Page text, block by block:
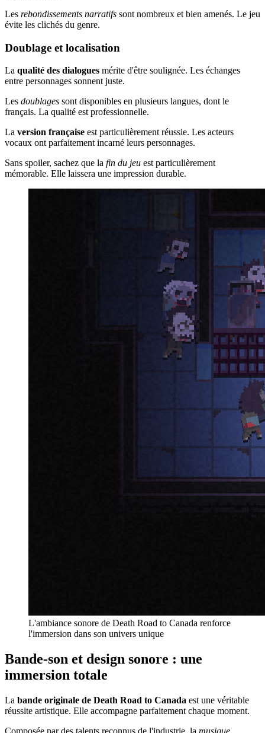
Les rebondissements narratifs sont nombreux et bien amenés. Le jeu
évite les clichés du genre.
Doublage et localisation
La qualité des dialogues mérite d'être soulignée. Les échanges
entre personnages sonnent juste.
Les doublages sont disponibles en plusieurs langues, dont le
français. La qualité est professionnelle.
La version française est particulièrement réussie. Les acteurs
vocaux ont parfaitement incarné leurs personnages.
Sans spoiler, sachez que la fin du jeu est particulièrement
mémorable. Elle laissera une impression durable.
L'ambiance sonore de Death Road to Canada renforce
l'immersion dans son univers unique
Bande-son et design sonore : une
immersion totale
La bande originale de Death Road to Canada est une véritable
réussite artistique. Elle accompagne parfaitement chaque moment.